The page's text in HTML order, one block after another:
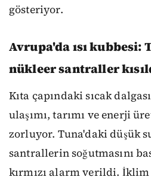
gösteriyor.
Avrupa'da ısı kubbesi:
nükleer santraller
Kıta çapındaki sıcak
ulaşımı, tarımı ve enerji
zorluyor. Tuna'daki düşük
santrallerin soğutmasını
kırmızı alarm verildi.